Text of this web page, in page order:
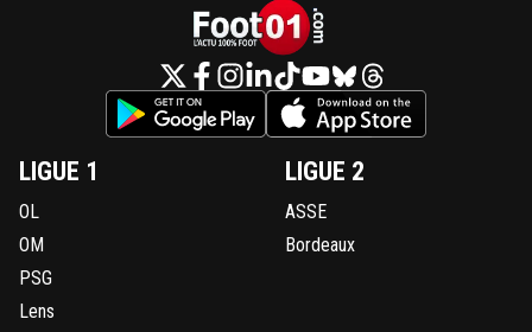
LIGUE 1
OL
OM
PSG
Lens
LIGUE 2
ASSE
Bordeaux